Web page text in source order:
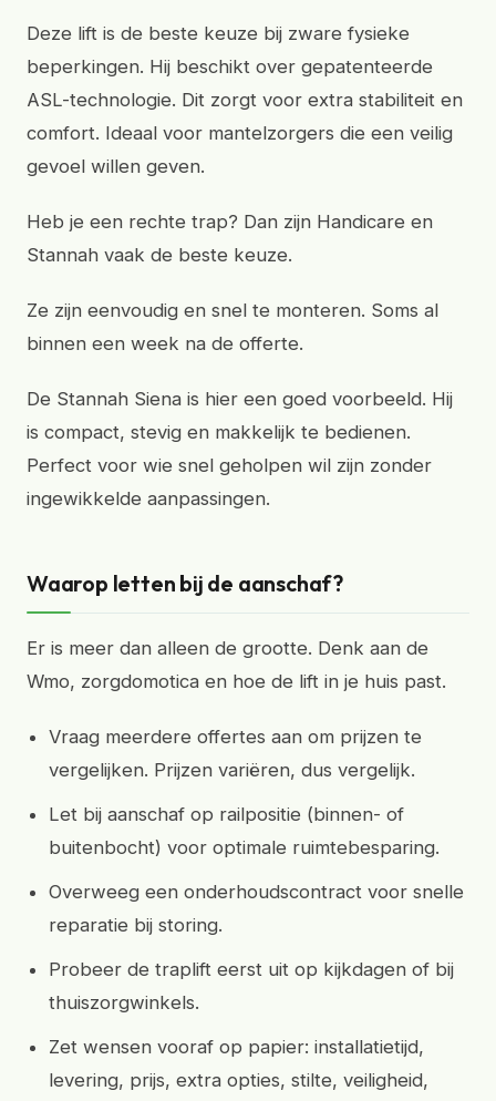
Deze lift is de beste keuze bij zware fysieke
beperkingen. Hij beschikt over gepatenteerde
ASL-technologie. Dit zorgt voor extra stabiliteit en
comfort. Ideaal voor mantelzorgers die een veilig
gevoel willen geven.
Heb je een rechte trap? Dan zijn Handicare en
Stannah vaak de beste keuze.
Ze zijn eenvoudig en snel te monteren. Soms al
binnen een week na de offerte.
De Stannah Siena is hier een goed voorbeeld. Hij
is compact, stevig en makkelijk te bedienen.
Perfect voor wie snel geholpen wil zijn zonder
ingewikkelde aanpassingen.
Waarop letten bij de aanschaf?
Er is meer dan alleen de grootte. Denk aan de
Wmo, zorgdomotica en hoe de lift in je huis past.
Vraag meerdere offertes aan om prijzen te
vergelijken. Prijzen variëren, dus vergelijk.
Let bij aanschaf op railpositie (binnen- of
buitenbocht) voor optimale ruimtebesparing.
Overweeg een onderhoudscontract voor snelle
reparatie bij storing.
Probeer de traplift eerst uit op kijkdagen of bij
thuiszorgwinkels.
Zet wensen vooraf op papier: installatietijd,
levering, prijs, extra opties, stilte, veiligheid,